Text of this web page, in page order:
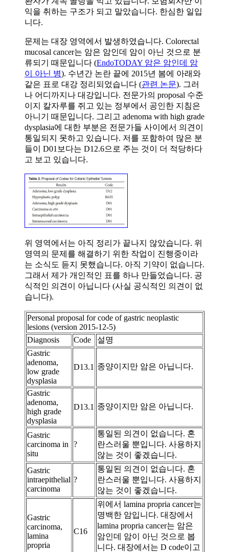
익을 취하는 구조가 되고 말았습니다. 한심한 일입
니다.
문제는 대장 영역에서 발생하였습니다. Colorectal
mucosal cancer는 암은 암인데 암이 아닌 것으로 분
류되기 때문입니다 (EndoTODAY 암은 암인데 암
이 아닌 병). 수년간 논란 끝에 2015년 봄에 아래와
같은 표로 대강 정리되었습니다 (관련 논문). 그러
나 어디까지나 대강입니다. 전문가의 proposal 수준
이지 칼자루를 쥐고 있는 정부에서 공인한 지침은
아니기 때문입니다. 그리고 adenoma with high grade
dysplasia에 대한 부분은 전문가들 사이에서 의견이
통일되지 못하고 있습니다. 저를 포함하여 많은 분
들이 D01보다는 D12.6으로 주는 것이 더 적당하다
고 보고 있습니다.
위 영역에서는 아직 정리가 끝나지 않았습니다. 위
영역의 문제를 해결하기 위한 작업이 진행중이라
는 소식도 듣지 못했습니다. 아직 기약이 없습니다.
그래서 제가 개인적인 표를 하나 만들었습니다. 공
식적인 의견이 아닙니다 (사실 공식적인 의견이 없
습니다).
Personal proposal for code of gastric neoplastic
lesions (version 2015-12-5)
Diagnosis
Code
설명
Gastric
adenoma,
low grade
dysplasia
D13.1 종양이지만 암은 아닙니다.
Gastric
adenoma,
high grade
dysplasia
D13.1 종양이지만 암은 아닙니다.
Gastric
carcinoma in
situ
?
통일된 의견이 없습니다. 혼
란스러울 뿐입니다. 사용하지
않는 것이 좋겠습니다.
Gastric
intraepithelial
carcinoma
?
통일된 의견이 없습니다. 혼
란스러울 뿐입니다. 사용하지
않는 것이 좋겠습니다.
Gastric
carcinoma,
lamina
propria
C16
위에서 lamina propria cancer는
명백한 암입니다. 대장에서
lamina propria cancer는 암은
암인데 암이 아닌 것으로 봅
니다. 대장에서는 D code이고